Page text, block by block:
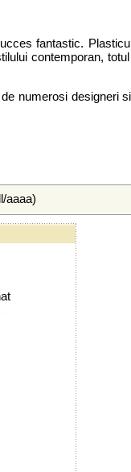
fantastic.
contemporan,
numerosi designeri
aaaa)